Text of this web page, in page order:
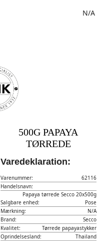
N/A
500G PAPAYA
TØRREDE
Varedeklaration:
Varenummer:
62116
Handelsnavn:
Papaya tørrede Secco 20x500g
Salgbare enhed:
Pose
Mærkning:
N/A
Brand:
Secco
Kvalitet:
Tørrede papayastykker
Oprindelsesland:
Thailand